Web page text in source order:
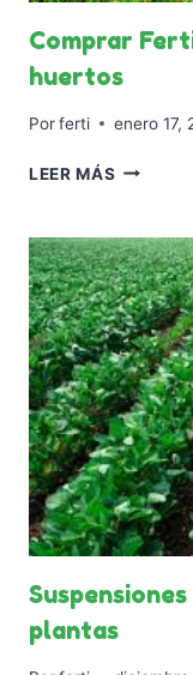
Comprar
huertos
Porferti enero 17,
LEER MÁS
PARA
plantas